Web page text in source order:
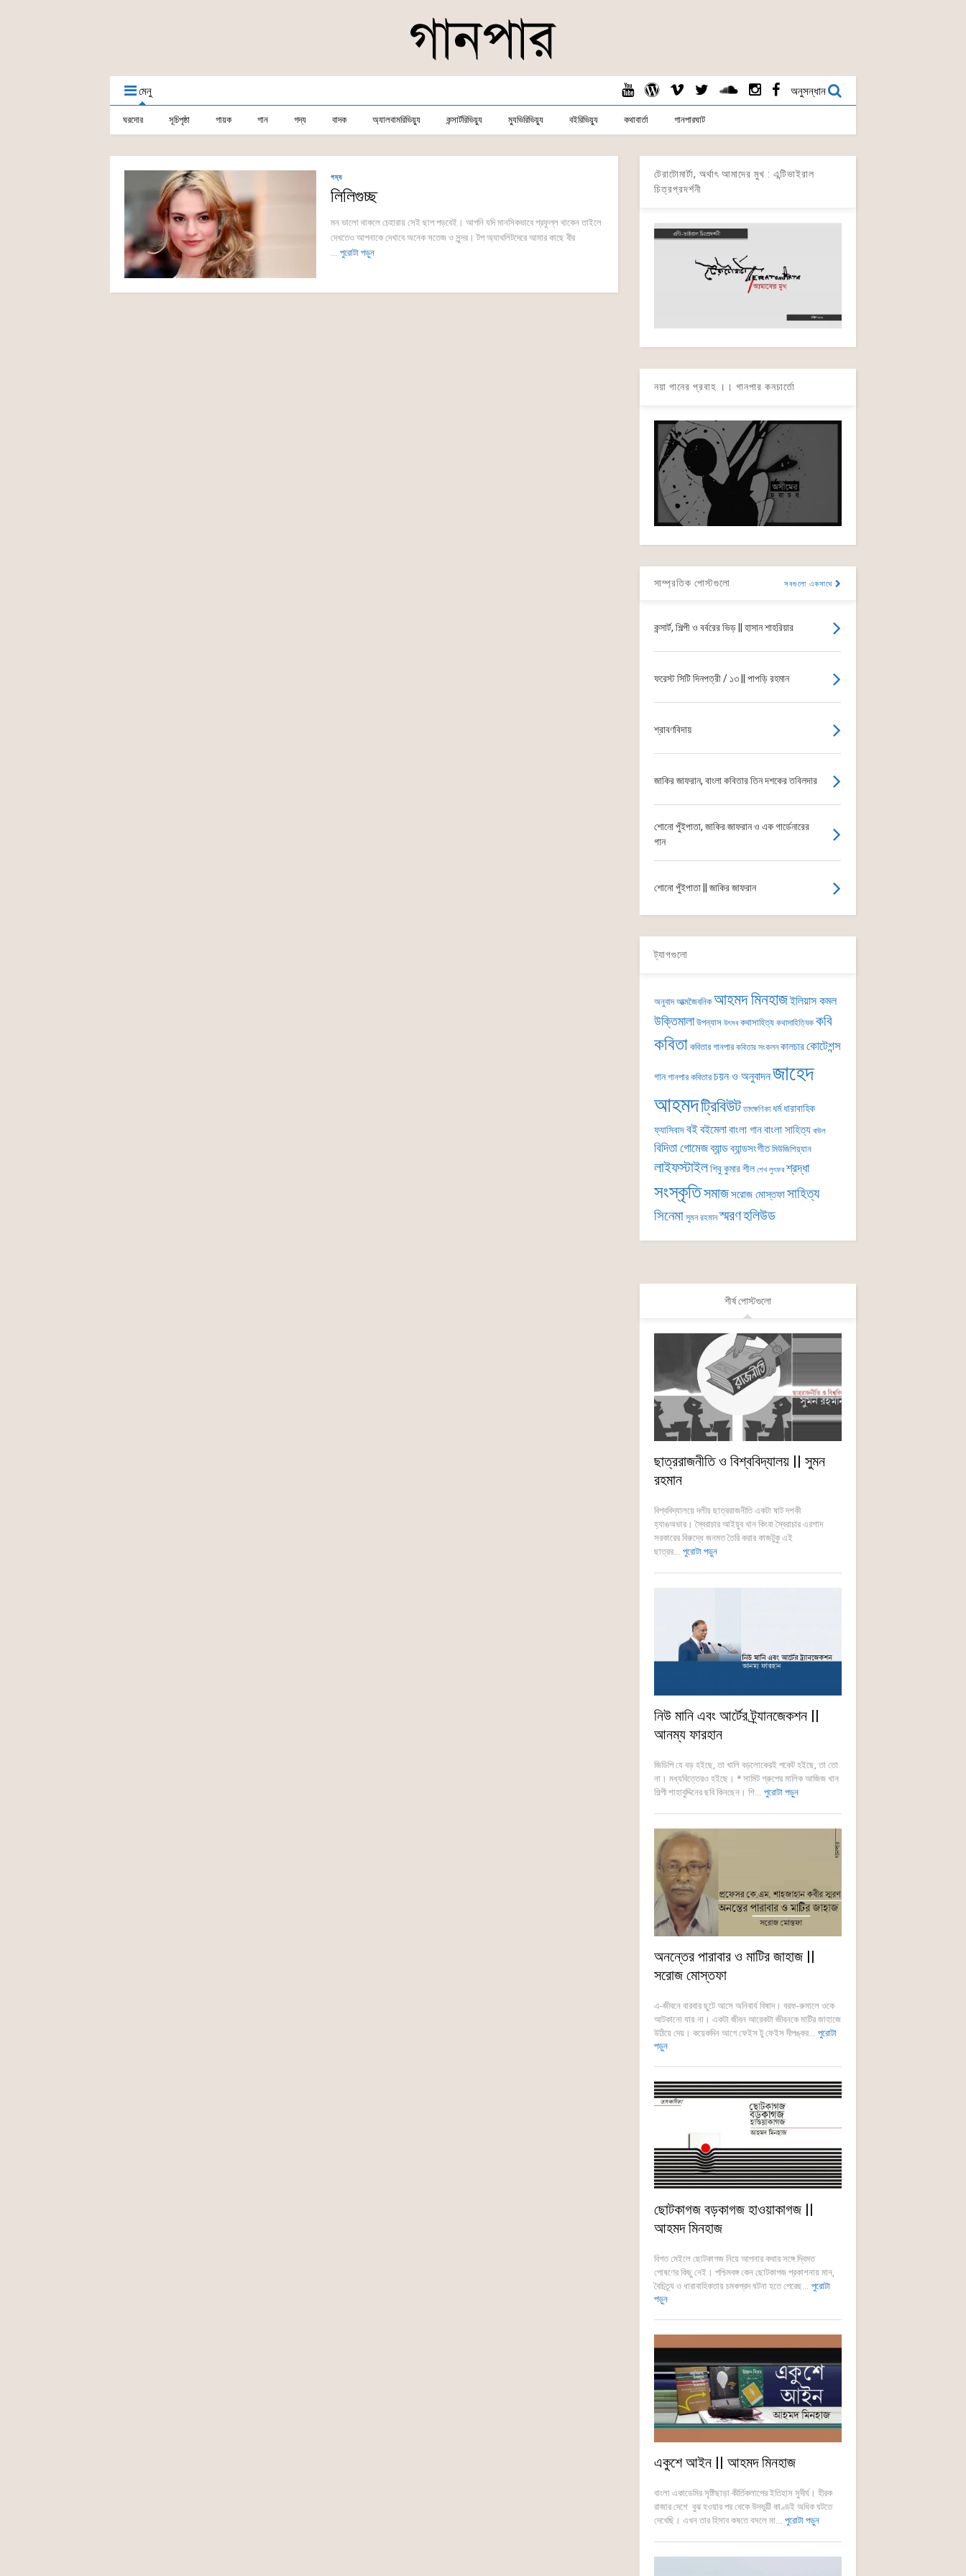
মেনু অনুসন্ধান
ঘরদোর সূচিপৃষ্ঠা গায়ক গান গদ্য বাদক অ্যালবামরিভিয়্যু কন্সার্টরিভিয়্যু ম্যুভিরিভিয়্যু বইরিভিয়্যু কথাবার্তা গানপারঘাট
গদ্য
লিলিগুচ্ছ
মন ভালো থাকলে চেহারায় সেই ছাপ পড়বেই। আপনি যদি মানসিকভাবে প্রফুল্ল থাকেন তাইলে
দেখতেও আপনাকে দেখাবে অনেক সতেজ ও সুন্দর। টপ অ্যাথলিটদেরে আমার কাছে বীর
... পুরোটা পড়ুন
টেরাটোমার্টা, অর্থাৎ আমাদের মুখ : এন্টিভাইরাল
চিত্রপ্রদর্শনী
নয়া গানের প্রবাহ ।। গানপার কনচার্তো
সাম্প্রতিক পোস্টগুলো সবগুলো একসাথে
কন্সার্ট, শিল্পী ও বর্বরের ভিড় || হাসান শাহরিয়ার
ফরেস্ট সিটি দিনপত্রী / ১৩ || পাপড়ি রহমান
শ্রাবণবিদায়
জাকির জাফরান, বাংলা কবিতার তিন দশকের তবিলদার
শোনো পুঁইপাতা, জাকির জাফরান ও এক গার্ডেনারের
গান
শোনো পুঁইপাতা || জাকির জাফরান
ট্যাগগুলো
অনুবাদ আত্মজৈবনিক আহমদ মিনহাজইলিয়াস কমল
উক্তিমালা উপন্যাস উৎসব কথাসাহিত্য কথাসাহিত্যিক কবি
কবিতা কবিতার গানপার কবিতার সংকলন কালচারকোটেশন্স
গান গানপার কবিতার চয়ন ও অনুবাদনজাহেদ
আহমদট্রিবিউট তাৎক্ষণিকা ধর্ম ধারাবাহিক
ফ্যাসিবাদবইবইমেলাবাংলা গানবাংলা সাহিত্য বাউল
বিদিতা গোমেজব্যান্ডব্যান্ডসংগীত মিউজিশিয়্যান
লাইফস্টাইলশিবু কুমার শীল শেখ লুৎফর শ্রদ্ধা
সংস্কৃতিসমাজসরোজ মোস্তফাসাহিত্য
সিনেমা সুমন রহমান স্মরণহলিউড
শীর্ষ পোস্টগুলো
ছাত্ররাজনীতি ও বিশ্ববিদ্যালয় || সুমন
রহমান
বিশ্ববিদ্যালয়ে দলীয় ছাত্ররাজনীতি একটা ষাট দশকী
হ্যাঙঅভার। স্বৈরাচার আইয়ুব খান কিংবা স্বৈরাচার এরশাদ
সরকারের বিরুদ্ধে জনমত তৈরি করার কাজটুকু এই
ছাত্রর... পুরোটা পড়ুন
নিউ মানি এবং আর্টের ট্র্যানজেকশন ||
আনম্য ফারহান
জিডিপি যে বড় হইছে, তা খালি বড়লোকেরই পকেট হইছে, তা তো
না। মধ্যবিত্তেরও হইছে। * সামিট গ্রুপের মালিক আজিজ খান
শিল্পী শাহাবুদ্দিনের ছবি কিনছেন। শি... পুরোটা পড়ুন
অনন্তের পারাবার ও মাটির জাহাজ ||
সরোজ মোস্তফা
এ-জীবনে বারবার ছুটে আসে অনিবার্য বিষাদ। বরফ-রুমালে ওকে
আটকানো যায় না। একটা জীবন আরেকটা জীবনকে মাটির জাহাজে
উঠিয়ে দেয়। কয়েকদিন আগে ফেইস টু ফেইস দীপঙ্কর... পুরোটা
পড়ুন
ছোটকাগজ বড়কাগজ হাওয়াকাগজ ||
আহমদ মিনহাজ
বিগত মেইলে ছোটকাগজ নিয়ে আপনার কথার সঙ্গে দ্বিমত
পোষণের কিছু নেই। পশ্চিমবঙ্গ কেন ছোটকাগজ প্রকাশনায় মান,
বৈচিত্র্য ও ধারাবাহিকতায় চমকপ্রদ ঘটনা হতে পেরেছ... পুরোটা
পড়ুন
একুশে আইন || আহমদ মিনহাজ
বাংলা একাডেমির সৃষ্টিছাড়া কীর্তিকলাপের ইতিহাস সুদীর্ঘ। হীরক
রাজার দেশে বুঝ হওয়ার পর থেকে উদভুট্টি কাণ্ডই অধিক ঘটতে
দেখেছি। এখন তার হিসাব কষতে বসলে মা... পুরোটা পড়ুন